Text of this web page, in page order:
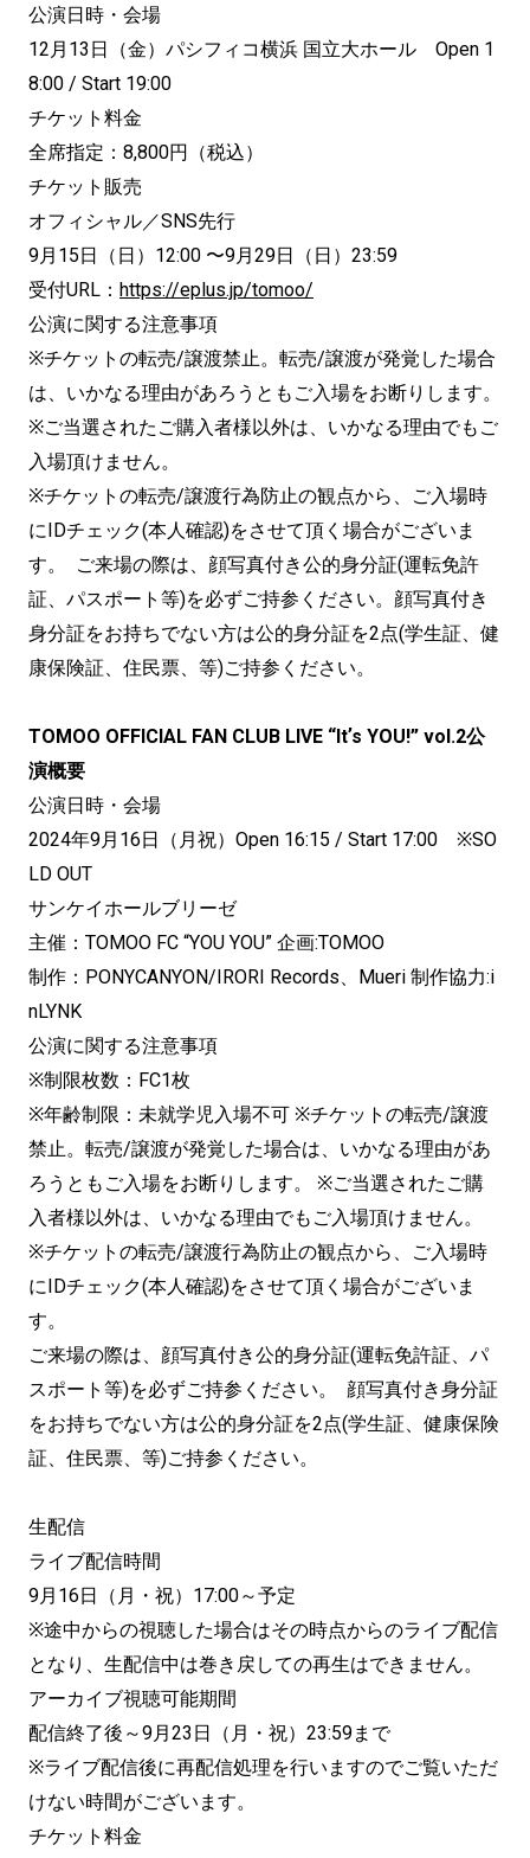
公演日時・会場
12月13日（金）パシフィコ横浜 国立大ホール Open 1
8:00 / Start 19:00
チケット料金
全席指定：8,800円（税込）
チケット販売
オフィシャル／SNS先行
9月15日（日）12:00 〜9月29日（日）23:59
受付URL： https://eplus.jp/tomoo/
公演に関する注意事項
※チケットの転売/譲渡禁止。転売/譲渡が発覚した場合
は、いかなる理由があろうともご入場をお断りします。
※ご当選されたご購入者様以外は、いかなる理由でもご
入場頂けません。
※チケットの転売/譲渡行為防止の観点から、ご入場時
にIDチェック(本人確認)をさせて頂く場合がございま
す。 ご来場の際は、顔写真付き公的身分証(運転免許
証、パスポート等)を必ずご持参ください。顔写真付き
身分証をお持ちでない方は公的身分証を2点(学生証、健
康保険証、住⺠票、等)ご持参ください。
TOMOO OFFICIAL FAN CLUB LIVE “Itʼs YOU!” vol.2公
演概要
公演日時・会場
2024年9月16日（月祝）Open 16:15 / Start 17:00 ※SO
LD OUT
サンケイホールブリーゼ
主催：TOMOO FC “YOU YOU” 企画:TOMOO
制作：PONYCANYON/IRORI Records、Mueri 制作協力:i
nLYNK
公演に関する注意事項
※制限枚数：FC1枚
※年齢制限：未就学児入場不可 ※チケットの転売/譲渡
禁止。転売/譲渡が発覚した場合は、いかなる理由があ
ろうともご入場をお断りします。 ※ご当選されたご購
入者様以外は、いかなる理由でもご入場頂けません。
※チケットの転売/譲渡行為防止の観点から、ご入場時
にIDチェック(本人確認)をさせて頂く場合がございま
す。
ご来場の際は、顔写真付き公的身分証(運転免許証、パ
スポート等)を必ずご持参ください。 顔写真付き身分証
をお持ちでない方は公的身分証を2点(学生証、健康保険
証、住⺠票、等)ご持参ください。
生配信
ライブ配信時間
9月16日（月・祝）17:00～予定
※途中からの視聴した場合はその時点からのライブ配信
となり、生配信中は巻き戻しての再生はできません。
アーカイブ視聴可能期間
配信終了後～9月23日（月・祝）23:59まで
※ライブ配信後に再配信処理を行いますのでご覧いただ
けない時間がございます。
チケット料金